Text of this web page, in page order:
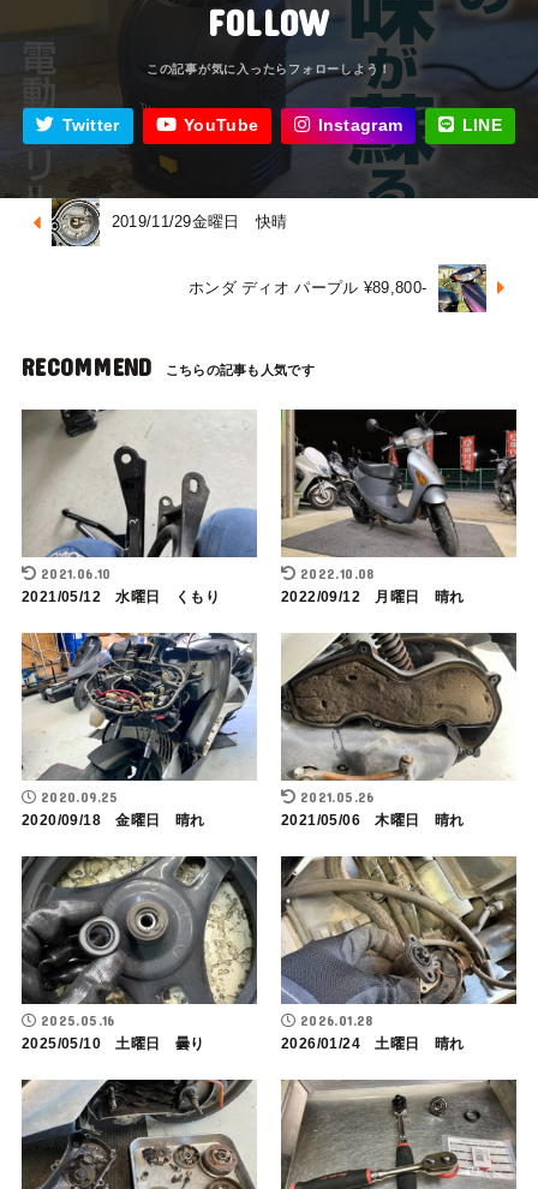
FOLLOW
Twitter YouTube Instagram LINE
2019/11/29金曜日 快晴
ホンダ ディオ パープル ¥89,800-
RECOMMEND
2021.06.10
2021/05/12 水曜日 くもり
2022.10.08
2022/09/12 月曜日 晴れ
2020.09.25
2020/09/18 金曜日 晴れ
2021.05.26
2021/05/06 木曜日 晴れ
2025.05.16
2025/05/10 土曜日 曇り
2026.01.28
2026/01/24 土曜日 晴れ